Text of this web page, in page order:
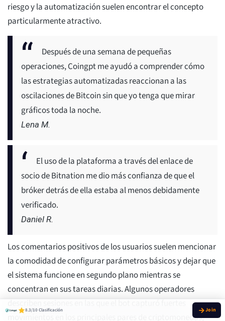
riesgo y la automatización suelen encontrar el concepto
particularmente atractivo.
Después de una semana de pequeñas
operaciones, Coingpt me ayudó a comprender cómo
las estrategias automatizadas reaccionan a las
oscilaciones de Bitcoin sin que yo tenga que mirar
gráficos toda la noche.
Lena M.
El uso de la plataforma a través del enlace de
socio de Bitnation me dio más confianza de que el
bróker detrás de ella estaba al menos debidamente
verificado.
Daniel R.
Los comentarios positivos de los usuarios suelen mencionar
la comodidad de configurar parámetros básicos y dejar que
el sistema funcione en segundo plano mientras se
concentran en sus tareas diarias. Algunos operadores
movimientos en los principales pares de criptomonedas,
8.3/10 Clasificación